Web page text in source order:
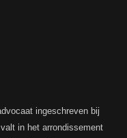
ingeschreven bij
in het arrondissement